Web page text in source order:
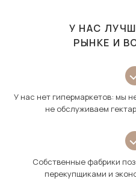
У НАС
РЫНКЕ И
У нас нет гипермаркетов: мы
не обслуживаем
Собственные фабрики
перекупщиками и